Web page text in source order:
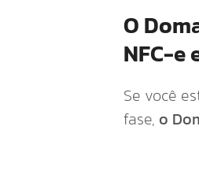
O
NFC-e
Se você
fase, o